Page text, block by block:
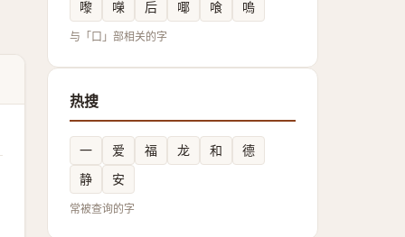
嚟
㘇 后 㖿 喰 嗚
与「口」部相关的字
热搜
一 爱 福 龙 和
德
静
安
常被查询的字